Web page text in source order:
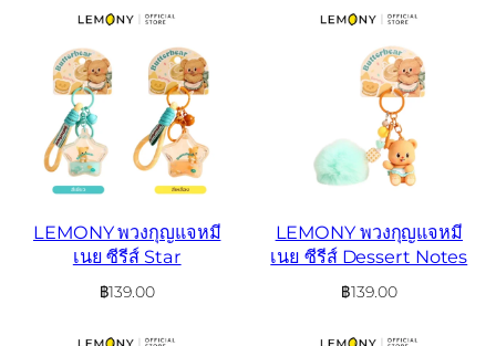
LEMONY พวงกุญแจหมี
เนย ซีรีส์ Star
฿139.00
LEMONY พวงกุญแจหมี
เนย ซีรีส์ Dessert Notes
฿139.00